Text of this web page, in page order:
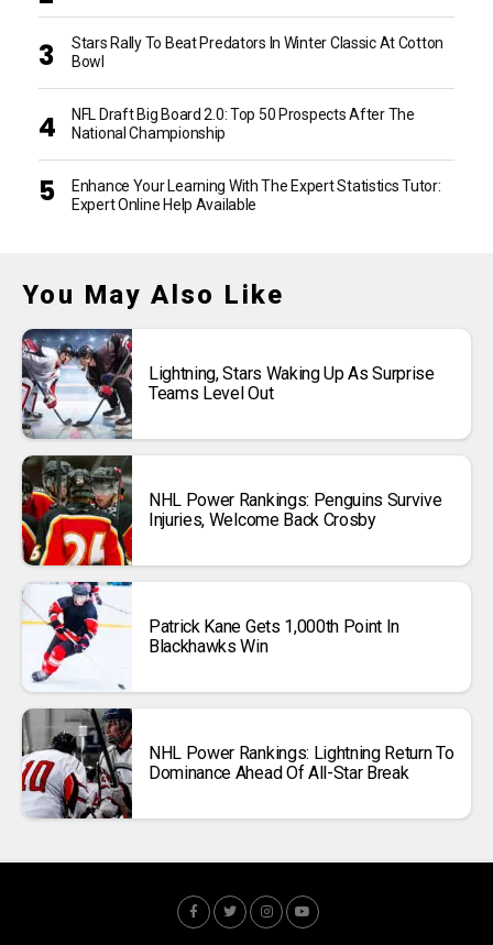
Stars Rally To Beat Predators In Winter Classic At Cotton
Bowl
NFL Draft Big Board 2.0: Top 50 Prospects After The
National Championship
Enhance Your Learning With The Expert Statistics Tutor:
Expert Online Help Available
You May Also Like
Lightning, Stars Waking Up As Surprise
Teams Level Out
NHL Power Rankings: Penguins Survive
Injuries, Welcome Back Crosby
Patrick Kane Gets 1,000th Point In
Blackhawks Win
NHL Power Rankings: Lightning Return To
Dominance Ahead Of All-Star Break